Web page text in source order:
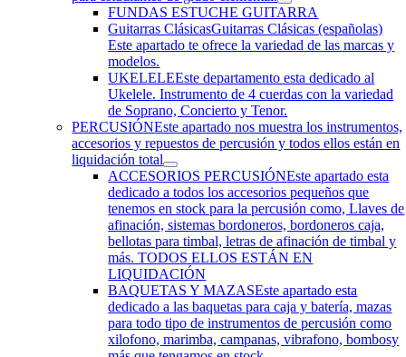
FUNDAS ESTUCHE GUITARRA
Guitarras ClásicasGuitarras Clásicas (españolas)
Este apartado te ofrece la variedad de las marcas y
modelos.
UKELELEEste departamento esta dedicado al
Ukelele. Instrumento de 4 cuerdas con la variedad
de Soprano, Concierto y Tenor.
PERCUSIÓNEste apartado nos muestra los instrumentos,
accesorios y repuestos de percusión y todos ellos están en
liquidación total
ACCESORIOS PERCUSIÓNEste apartado esta
dedicado a todos los accesorios pequeños que
tenemos en stock para la percusión como, Llaves de
afinación, sistemas bordoneros, bordoneros caja,
bellotas para timbal, letras de afinación de timbal y
más. TODOS ELLOS ESTÁN EN
LIQUIDACIÓN
BAQUETAS Y MAZASEste apartado esta
dedicado a las baquetas para caja y batería, mazas
para todo tipo de instrumentos de percusión como
xilofono, marimba, campanas, vibrafono, bombosy